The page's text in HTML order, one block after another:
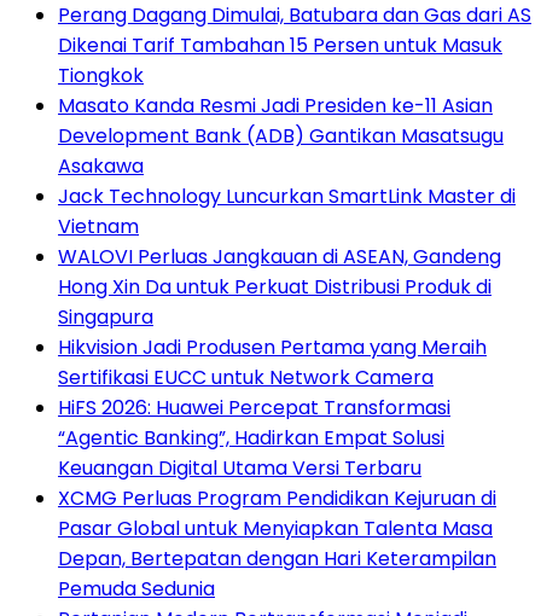
Perang Dagang Dimulai, Batubara dan Gas dari AS
Dikenai Tarif Tambahan 15 Persen untuk Masuk
Tiongkok
Masato Kanda Resmi Jadi Presiden ke-11 Asian
Development Bank (ADB) Gantikan Masatsugu
Asakawa
Jack Technology Luncurkan SmartLink Master di
Vietnam
WALOVI Perluas Jangkauan di ASEAN, Gandeng
Hong Xin Da untuk Perkuat Distribusi Produk di
Singapura
Hikvision Jadi Produsen Pertama yang Meraih
Sertifikasi EUCC untuk Network Camera
HiFS 2026: Huawei Percepat Transformasi
“Agentic Banking”, Hadirkan Empat Solusi
Keuangan Digital Utama Versi Terbaru
XCMG Perluas Program Pendidikan Kejuruan di
Pasar Global untuk Menyiapkan Talenta Masa
Depan, Bertepatan dengan Hari Keterampilan
Pemuda Sedunia